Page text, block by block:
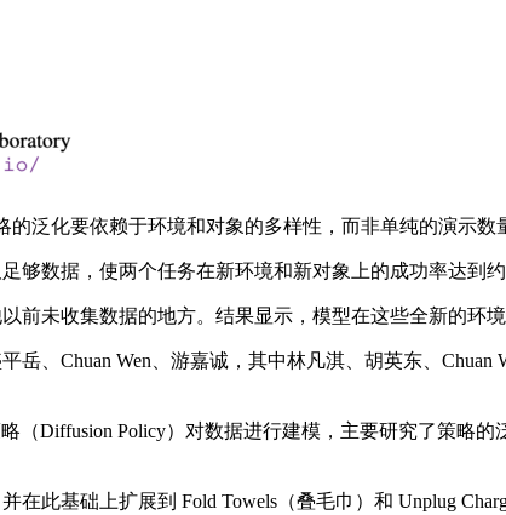
泛化要依赖于环境和对象的多样性，而非单纯的演示数
数据，使两个任务在新环境和新对象上的成功率达到约
收集数据的地方。结果显示，模型在这些全新的环境
Chuan Wen、游嘉诚，其中林凡淇、胡英东、Chuan
Policy）对数据进行建模，主要研究了策略的
此基础上扩展到 Fold Towels（叠毛巾）和 Unplug